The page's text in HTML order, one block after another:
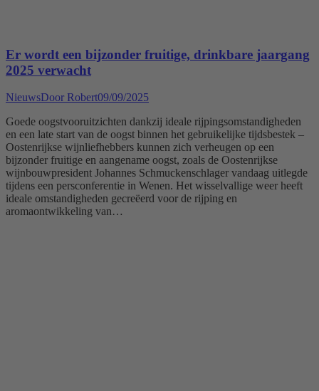
Er wordt een bijzonder fruitige, drinkbare jaargang
2025 verwacht
NieuwsDoor Robert09/09/2025
Goede oogstvooruitzichten dankzij ideale rijpingsomstandigheden
en een late start van de oogst binnen het gebruikelijke tijdsbestek –
Oostenrijkse wijnliefhebbers kunnen zich verheugen op een
bijzonder fruitige en aangename oogst, zoals de Oostenrijkse
wijnbouwpresident Johannes Schmuckenschlager vandaag uitlegde
tijdens een persconferentie in Wenen. Het wisselvallige weer heeft
ideale omstandigheden gecreëerd voor de rijping en
aromaontwikkeling van…